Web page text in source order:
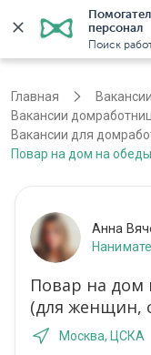
персонал
Поиск
Главная
Вакансии
Вакансии для
Повар на дом на
Анна
Повар на дом
(для женщин,
Москва, ЦСКА